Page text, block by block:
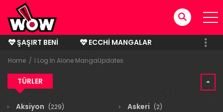
ŞAŞIRT BENI
ECCHI MANGALAR
BITMIŞ MANGALAR
Home I Log In Alone MangaUpdates
TÜRLER
Aksiyon (229) Askeri (2)